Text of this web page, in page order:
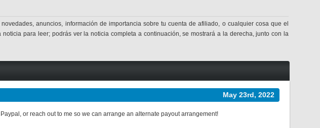
anuncios, información de importancia sobre tu cuenta de afiliado, o cualquier cosa que el
para leer; podrás ver la noticia completa a continuación, se mostrará a la derecha, junto con la
May 23rd, 2022
or reach out to me so we can arrange an alternate payout arrangement!